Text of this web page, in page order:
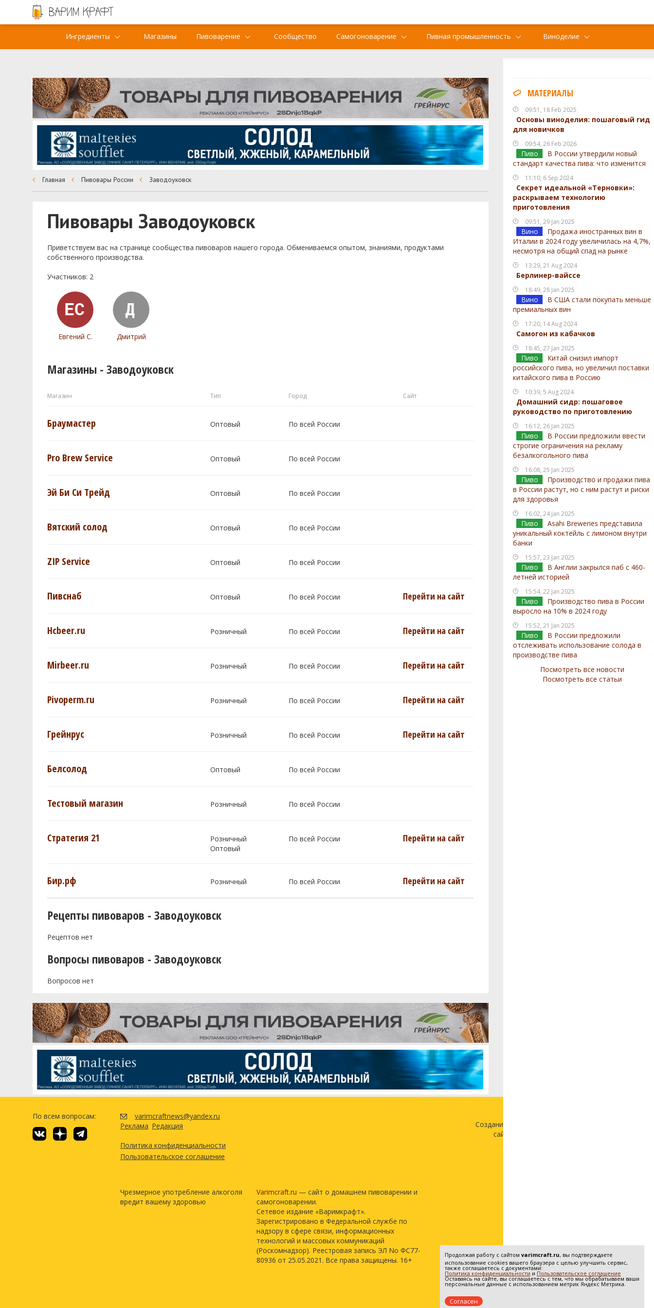
Ингредиенты Магазины Пивоварение Сообщество Самогоноварение Пивная промышленность Виноделие
МАТЕРИАЛЫ
09:51, 18 Feb 2025
Основы виноделия: пошаговый гид
для новичков
09:54, 26 Feb 2026
Пиво
В России утвердили новый
стандарт качества пива: что изменится
11:10, 6 Sep 2024
Секрет идеальной «Терновки»:
раскрываем технологию
приготовления
09:51, 29 Jan 2025
Вино
Продажа иностранных вин в
Италии в 2024 году увеличилась на 4,7%,
несмотря на общий спад на рынке
13:29, 21 Aug 2024
Берлинер-вайссе
18:49, 28 Jan 2025
Вино
В США стали покупать меньше
премиальных вин
17:20, 14 Aug 2024
Самогон из кабачков
18:45, 27 Jan 2025
Пиво
Китай снизил импорт
российского пива, но увеличил поставки
китайского пива в Россию
10:39, 5 Aug 2024
Домашний сидр: пошаговое
руководство по приготовлению
16:12, 26 Jan 2025
Пиво
В России предложили ввести
строгие ограничения на рекламу
безалкогольного пива
16:08, 25 Jan 2025
Пиво
Производство и продажи пива
в России растут, но с ним растут и риски
для здоровья
16:02, 24 Jan 2025
Пиво
Asahi Breweries представила
уникальный коктейль с лимоном внутри
банки
15:57, 23 Jan 2025
Пиво
В Англии закрылся паб с 460-
летней историей
15:54, 22 Jan 2025
Пиво
Производство пива в России
выросло на 10% в 2024 году
15:52, 21 Jan 2025
Пиво
В России предложили
отслеживать использование солода в
производстве пива
Посмотреть все новости
Посмотреть все статьи
Главная Пивовары России Заводоуковск
Пивовары Заводоуковск
Приветствуем ваc на странице сообщества пивоваров нашего города. Обмениваемся опытом, знаниями, продуктами
собственного производства.
Участников: 2
Евгений С. Дмитрий
Магазины - Заводоуковск
Магазин Тип Город Сайт
Браумастер Оптовый По всей России
Pro Brew Service Оптовый По всей России
Эй Би Си Трейд Оптовый По всей России
Вятский солод Оптовый По всей России
ZIP Service Оптовый По всей России
Пивснаб Оптовый По всей России Перейти на сайт
Hcbeer.ru Розничный По всей России Перейти на сайт
Mirbeer.ru Розничный По всей России Перейти на сайт
Pivoperm.ru Розничный По всей России Перейти на сайт
Грейнрус Розничный По всей России Перейти на сайт
Белсолод Оптовый По всей России
Тестовый магазин Розничный По всей России
Стратегия 21
Розничный
Оптовый
По всей России Перейти на сайт
Бир.рф Розничный По всей России Перейти на сайт
Рецепты пивоваров - Заводоуковск
Рецептов нет
Вопросы пивоваров - Заводоуковск
Вопросов нет
По всем вопросам:
varimcraftnews@yandex.ru
Реклама Редакция
Политика конфиденциальности
Пользовательское соглашение
Чрезмерное употребление алкоголя
вредит вашему здоровью
Varimcraft.ru — сайт о домашнем пивоварении и
самогоноварении.
Сетевое издание «Варимкрафт».
Зарегистрировано в Федеральной службе по
надзору в сфере связи, информационных
технологий и массовых коммуникаций
(Роскомнадзор). Реестровая запись ЭЛ No ФС77-
80936 от 25.05.2021. Все права защищены. 16+
Создание и продвижение
сайта —
Продолжая работу с сайтом varimcraft.ru, вы подтверждаете
использование cookies вашего браузера с целью улучшить сервис,
также соглашаетесь с документами:
Политика конфиденциальности и Пользовательское соглашение
Оставаясь на сайте, вы соглашаетесь с тем, что мы обрабатываем ваши
персональные данные с использованием метрик Яндекс Метрика.
Согласен